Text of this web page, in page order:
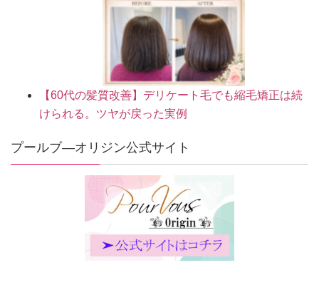
【60代の髪質改善】デリケート毛でも縮毛矯正は続
けられる。ツヤが戻った実例
プールブ―オリジン公式サイト